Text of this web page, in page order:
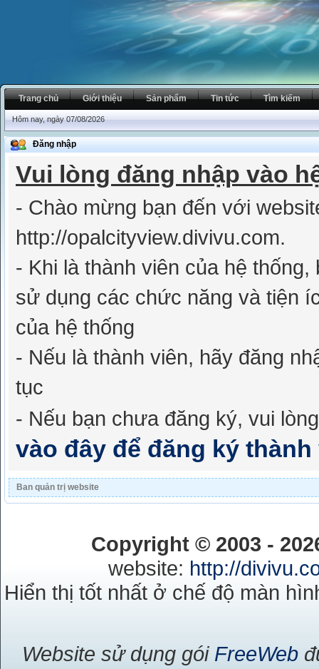
Trang chủ Giới thiệu Sản phẩm Tin tức Tìm kiếm
Hôm nay, ngày 07/08/2026
Đăng nhập
Vui lòng đăng nhập vào
- Chào mừng bạn đến với
http://opalcityview.divivu.com.
- Khi là thành viên của hệ
sử dụng các chức năng và tiện
của hệ thống
- Nếu là thành viên, hãy đăng
tục
- Nếu bạn chưa đăng ký, vui
vào đây để đăng ký thành
Ban quản trị website
Copyright © 2003 -
website: http://
Hiển thị tốt nhất ở chế độ màn
Website sử dụng gói FreeWeb